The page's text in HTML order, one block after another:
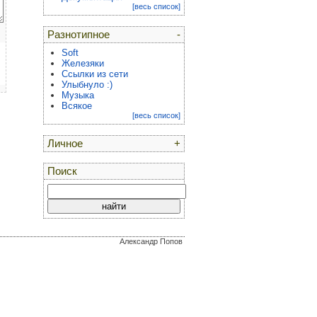
[весь список]
-
Разнотипное
Soft
Железяки
Ссылки из сети
Улыбнуло :)
Музыка
Всякое
[весь список]
+
Личное
Поиск
Александр Попов